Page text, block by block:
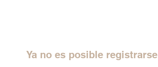
Ya no es posible registrarse